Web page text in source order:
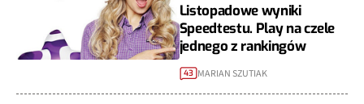
Listopadowe wyniki
Speedtestu. Play na czele
jednego z rankingów
43 MARIAN SZUTIAK